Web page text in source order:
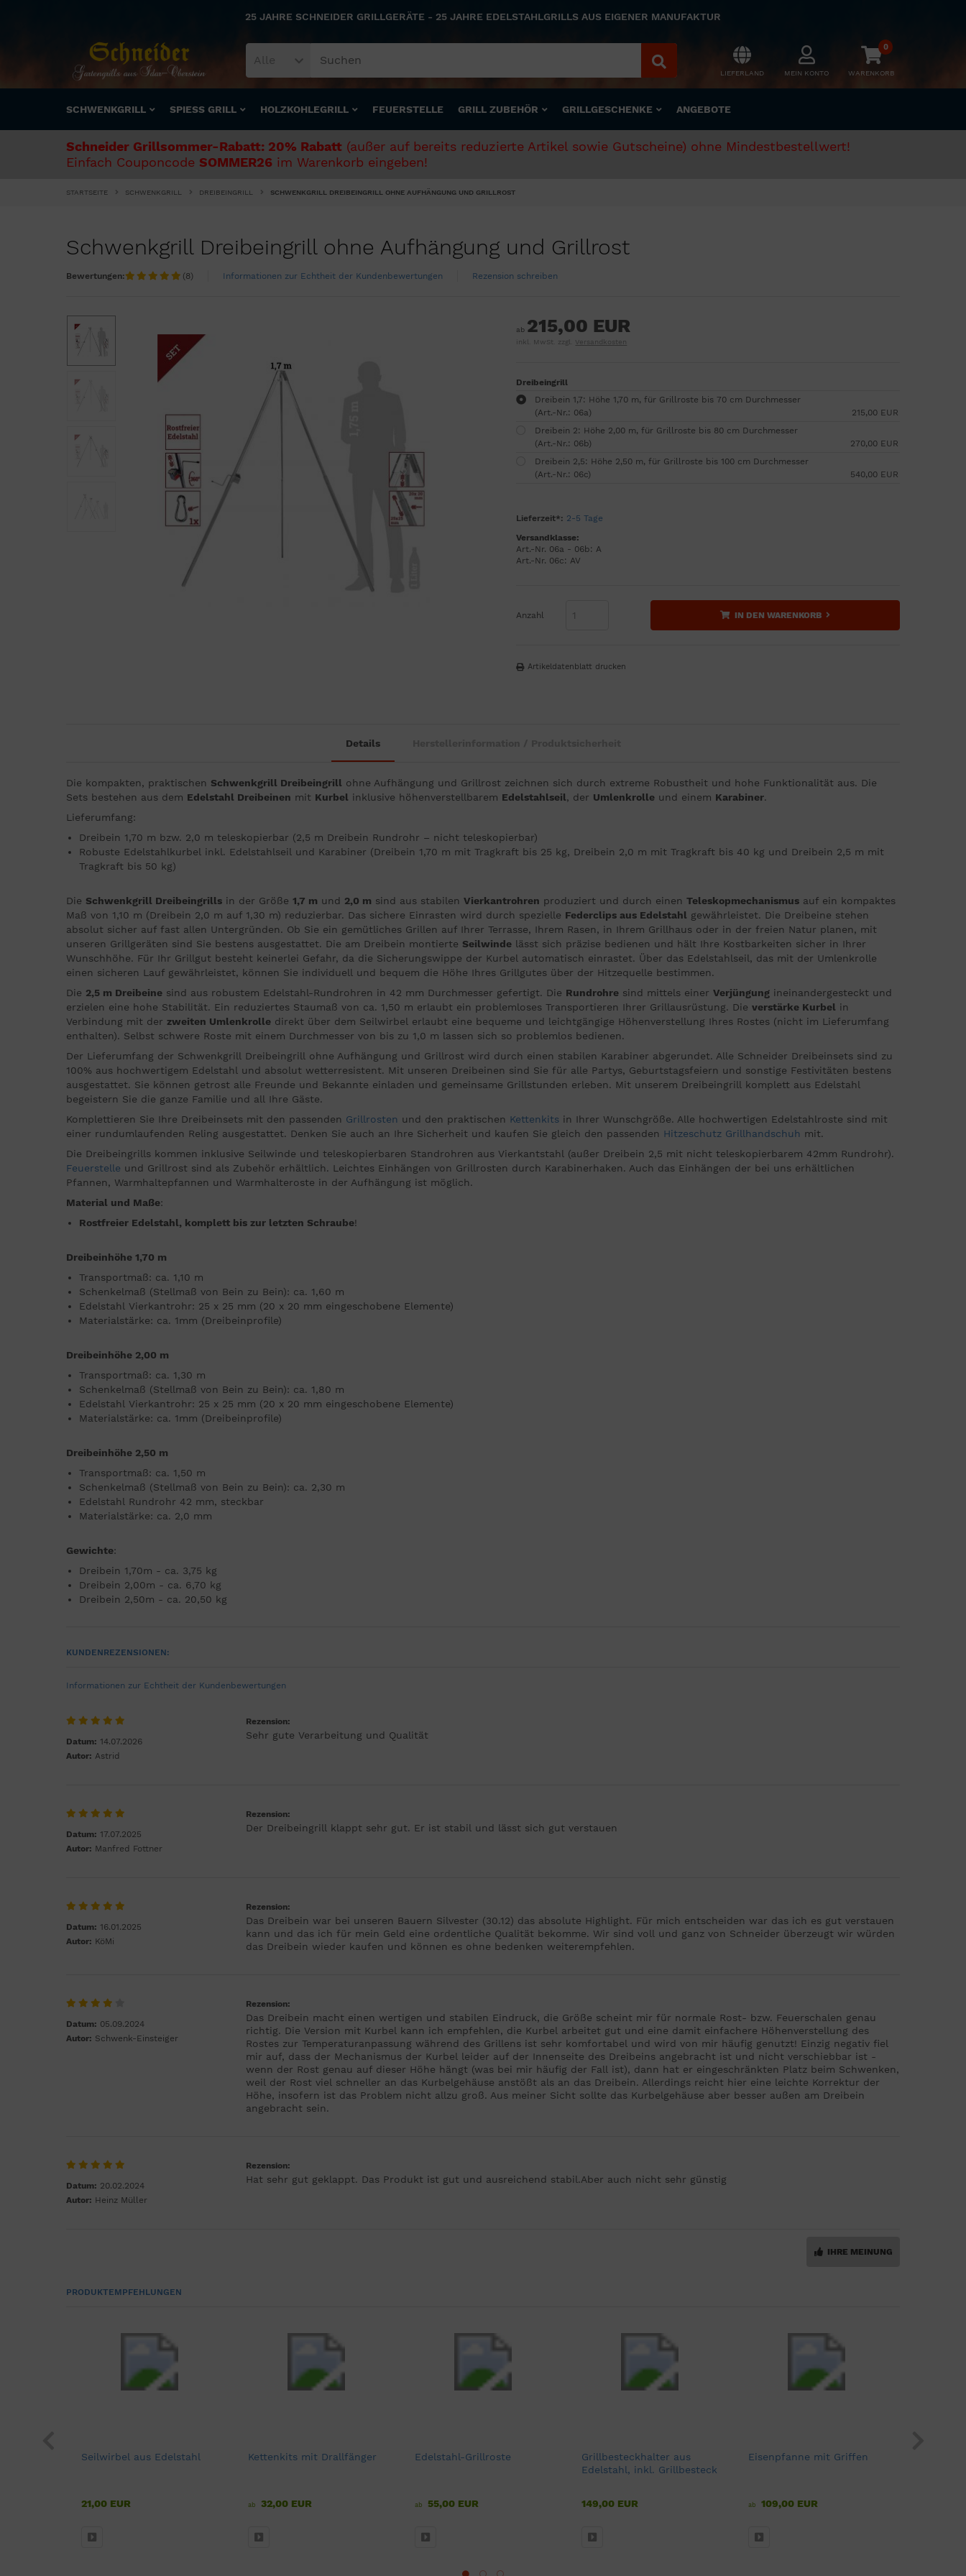
25 JAHRE SCHNEIDER GRILLGERÄTE - 25 JAHRE EDELSTAHLGRILLS AUS EIGENER MANUFAKTUR
Alle
LIEFERLAND MEIN KONTO
0
WARENKORB
SCHWENKGRILL SPIESS GRILL HOLZKOHLEGRILL FEUERSTELLE GRILL ZUBEHÖR GRILLGESCHENKE ANGEBOTE
Schneider Grillsommer-Rabatt: 20% Rabatt (außer auf bereits reduzierte Artikel sowie Gutscheine) ohne Mindestbestellwert!
Einfach Couponcode SOMMER26 im Warenkorb eingeben!
STARTSEITE SCHWENKGRILL DREIBEINGRILL SCHWENKGRILL DREIBEINGRILL OHNE AUFHÄNGUNG UND GRILLROST
Schwenkgrill Dreibeingrill ohne Aufhängung und Grillrost
Bewertungen: (8) Informationen zur Echtheit der Kundenbewertungen Rezension schreiben
ab 215,00 EUR
inkl. MwSt. zzgl. Versandkosten
Dreibeingrill
Dreibein 1,7: Höhe 1,70 m, für Grillroste bis 70 cm Durchmesser
(Art.-Nr.: 06a)
215,00 EUR
Dreibein 2: Höhe 2,00 m, für Grillroste bis 80 cm Durchmesser
(Art.-Nr.: 06b)
270,00 EUR
Dreibein 2,5: Höhe 2,50 m, für Grillroste bis 100 cm Durchmesser
(Art.-Nr.: 06c)
540,00 EUR
Lieferzeit*: 2-5 Tage
Versandklasse:
Art.-Nr. 06a - 06b: A
Art.-Nr. 06c: AV
Anzahl IN DEN WARENKORB
Artikeldatenblatt drucken
Details
Die kompakten, praktischen Schwenkgrill Dreibeingrill ohne Aufhängung und Grillrost zeichnen sich durch extreme Robustheit und hohe Funktionalität aus. Die
Sets bestehen aus dem Edelstahl Dreibeinen mit Kurbel inklusive höhenverstellbarem Edelstahlseil, der Umlenkrolle und einem Karabiner.
Lieferumfang:
Dreibein 1,70 m bzw. 2,0 m teleskopierbar (2,5 m Dreibein Rundrohr – nicht teleskopierbar)
Robuste Edelstahlkurbel inkl. Edelstahlseil und Karabiner (Dreibein 1,70 m mit Tragkraft bis 25 kg, Dreibein 2,0 m mit Tragkraft bis 40 kg und Dreibein 2,5 m mit
Tragkraft bis 50 kg)
Die Schwenkgrill Dreibeingrills in der Größe 1,7 m und 2,0 m sind aus stabilen Vierkantrohren produziert und durch einen Teleskopmechanismus auf ein kompaktes
Maß von 1,10 m (Dreibein 2,0 m auf 1,30 m) reduzierbar. Das sichere Einrasten wird durch spezielle Federclips aus Edelstahl gewährleistet. Die Dreibeine stehen
absolut sicher auf fast allen Untergründen. Ob Sie ein gemütliches Grillen auf Ihrer Terrasse, Ihrem Rasen, in Ihrem Grillhaus oder in der freien Natur planen, mit
unseren Grillgeräten sind Sie bestens ausgestattet. Die am Dreibein montierte Seilwinde lässt sich präzise bedienen und hält Ihre Kostbarkeiten sicher in Ihrer
Wunschhöhe. Für Ihr Grillgut besteht keinerlei Gefahr, da die Sicherungswippe der Kurbel automatisch einrastet. Über das Edelstahlseil, das mit der Umlenkrolle
einen sicheren Lauf gewährleistet, können Sie individuell und bequem die Höhe Ihres Grillgutes über der Hitzequelle bestimmen.
Die 2,5 m Dreibeine sind aus robustem Edelstahl-Rundrohren in 42 mm Durchmesser gefertigt. Die Rundrohre sind mittels einer Verjüngung ineinandergesteckt und
erzielen eine hohe Stabilität. Ein reduziertes Staumaß von ca. 1,50 m erlaubt ein problemloses Transportieren Ihrer Grillausrüstung. Die verstärke Kurbel in
Verbindung mit der zweiten Umlenkrolle direkt über dem Seilwirbel erlaubt eine bequeme und leichtgängige Höhenverstellung Ihres Rostes (nicht im Lieferumfang
enthalten). Selbst schwere Roste mit einem Durchmesser von bis zu 1,0 m lassen sich so problemlos bedienen.
Der Lieferumfang der Schwenkgrill Dreibeingrill ohne Aufhängung und Grillrost wird durch einen stabilen Karabiner abgerundet. Alle Schneider Dreibeinsets sind zu
100% aus hochwertigem Edelstahl und absolut wetterresistent. Mit unseren Dreibeinen sind Sie für alle Partys, Geburtstagsfeiern und sonstige Festivitäten bestens
ausgestattet. Sie können getrost alle Freunde und Bekannte einladen und gemeinsame Grillstunden erleben. Mit unserem Dreibeingrill komplett aus Edelstahl
begeistern Sie die ganze Familie und all Ihre Gäste.
Komplettieren Sie Ihre Dreibeinsets mit den passenden Grillrosten und den praktischen Kettenkits in Ihrer Wunschgröße. Alle hochwertigen Edelstahlroste sind mit
einer rundumlaufenden Reling ausgestattet. Denken Sie auch an Ihre Sicherheit und kaufen Sie gleich den passenden Hitzeschutz Grillhandschuh mit.
Die Dreibeingrills kommen inklusive Seilwinde und teleskopierbaren Standrohren aus Vierkantstahl (außer Dreibein 2,5 mit nicht teleskopierbarem 42mm Rundrohr).
Feuerstelle und Grillrost sind als Zubehör erhältlich. Leichtes Einhängen von Grillrosten durch Karabinerhaken. Auch das Einhängen der bei uns erhältlichen
Pfannen, Warmhaltepfannen und Warmhalteroste in der Aufhängung ist möglich.
Material und Maße:
Rostfreier Edelstahl, komplett bis zur letzten Schraube!
Dreibeinhöhe 1,70 m
Transportmaß: ca. 1,10 m
Schenkelmaß (Stellmaß von Bein zu Bein): ca. 1,60 m
Edelstahl Vierkantrohr: 25 x 25 mm (20 x 20 mm eingeschobene Elemente)
Materialstärke: ca. 1mm (Dreibeinprofile)
Dreibeinhöhe 2,00 m
Transportmaß: ca. 1,30 m
Schenkelmaß (Stellmaß von Bein zu Bein): ca. 1,80 m
Edelstahl Vierkantrohr: 25 x 25 mm (20 x 20 mm eingeschobene Elemente)
Materialstärke: ca. 1mm (Dreibeinprofile)
Dreibeinhöhe 2,50 m
Transportmaß: ca. 1,50 m
Schenkelmaß (Stellmaß von Bein zu Bein): ca. 2,30 m
Edelstahl Rundrohr 42 mm, steckbar
Materialstärke: ca. 2,0 mm
Gewichte:
Dreibein 1,70m - ca. 3,75 kg
Dreibein 2,00m - ca. 6,70 kg
Dreibein 2,50m - ca. 20,50 kg
KUNDENREZENSIONEN:
Informationen zur Echtheit der Kundenbewertungen
Datum: 14.07.2026
Autor: Astrid
Rezension:
Sehr gute Verarbeitung und Qualität
Datum: 17.07.2025
Autor: Manfred Fottner
Rezension:
Der Dreibeingrill klappt sehr gut. Er ist stabil und lässt sich gut verstauen
Datum: 16.01.2025
Autor: KöMi
Rezension:
Das Dreibein war bei unseren Bauern Silvester (30.12) das absolute Highlight. Für mich entscheiden war das ich es gut verstauen
kann und das ich für mein Geld eine ordentliche Qualität bekomme. Wir sind voll und ganz von Schneider überzeugt wir würden
das Dreibein wieder kaufen und können es ohne bedenken weiterempfehlen.
Datum: 05.09.2024
Autor: Schwenk-Einsteiger
Rezension:
Das Dreibein macht einen wertigen und stabilen Eindruck, die Größe scheint mir für normale Rost- bzw. Feuerschalen genau
richtig. Die Version mit Kurbel kann ich empfehlen, die Kurbel arbeitet gut und eine damit einfachere Höhenverstellung des
Rostes zur Temperaturanpassung während des Grillens ist sehr komfortabel und wird von mir häufig genutzt! Einzig negativ fiel
mir auf, dass der Mechanismus der Kurbel leider auf der Innenseite des Dreibeins angebracht ist und nicht verschiebbar ist -
wenn der Rost genau auf dieser Höhe hängt (was bei mir häufig der Fall ist), dann hat er eingeschränkten Platz beim Schwenken,
weil der Rost viel schneller an das Kurbelgehäuse anstößt als an das Dreibein. Allerdings reicht hier eine leichte Korrektur der
Höhe, insofern ist das Problem nicht allzu groß. Aus meiner Sicht sollte das Kurbelgehäuse aber besser außen am Dreibein
angebracht sein.
Datum: 20.02.2024
Autor: Heinz Müller
Rezension:
Hat sehr gut geklappt. Das Produkt ist gut und ausreichend stabil.Aber auch nicht sehr günstig
IHRE MEINUNG
PRODUKTEMPFEHLUNGEN
Seilwirbel aus Edelstahl
21,00 EUR
Kettenkits mit Drallfänger
ab 32,00 EUR
Edelstahl-Grillroste
ab 55,00 EUR
Grillbesteckhalter aus
Edelstahl, inkl. Grillbesteck
149,00 EUR
Eisenpfanne mit Griffen
ab 109,00 EUR